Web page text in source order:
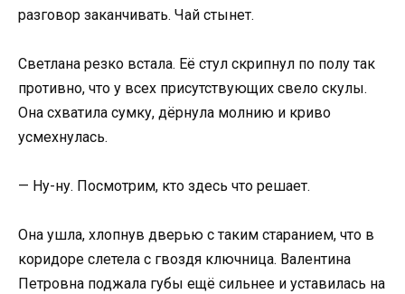
разговор заканчивать. Чай стынет.
Светлана резко встала. Её стул скрипнул по полу так
противно, что у всех присутствующих свело скулы.
Она схватила сумку, дёрнула молнию и криво
усмехнулась.
— Ну-ну. Посмотрим, кто здесь что решает.
Она ушла, хлопнув дверью с таким старанием, что в
коридоре слетела с гвоздя ключница. Валентина
Петровна поджала губы ещё сильнее и уставилась на